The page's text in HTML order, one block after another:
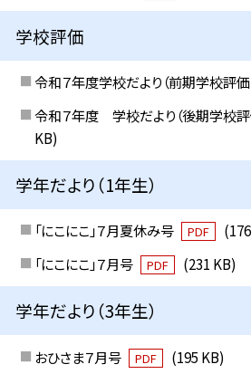
学校評価
令和７年度学校だより（前期学校評価
令和７年度 学校だより（後期学校評
KB)
学年だより（1年生）
「にこにこ」７月夏休み号 PDF
「にこにこ」７月号
PDF (231 KB)
学年だより（3年生）
おひさま７月号 PDF (195 KB)